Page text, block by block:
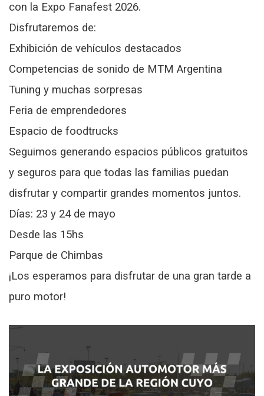
con la Expo Fanafest 2026.
Disfrutaremos de:
Exhibición de vehículos destacados
Competencias de sonido de MTM Argentina
Tuning y muchas sorpresas
Feria de emprendedores
Espacio de foodtrucks
Seguimos generando espacios públicos gratuitos
y seguros para que todas las familias puedan
disfrutar y compartir grandes momentos juntos.
Días: 23 y 24 de mayo
Desde las 15hs
Parque de Chimbas
¡Los esperamos para disfrutar de una gran tarde a
puro motor!